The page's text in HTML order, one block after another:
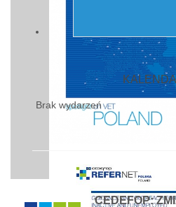
Brak wydarzeń
CEDEFOP: